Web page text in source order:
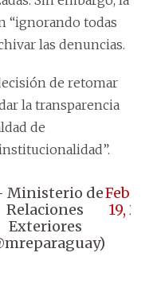
“ignorando todas
las denuncias.
de retomar
la transparencia
de
Ministerio de
Relaciones
Exteriores
19,